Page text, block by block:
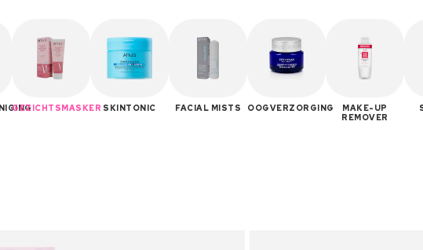
GEZICHTSMASKER SKINTONIC FACIAL MISTS OOGVERZORGING
MAKE-UP
REMOVER